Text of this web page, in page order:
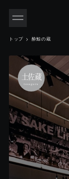
INDEX
トップ 酔鯨の蔵
土佐蔵
tosagura